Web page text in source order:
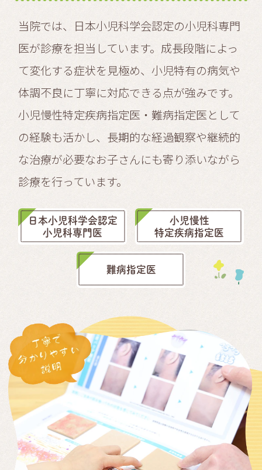
当院では、日本小児科学会認定の小児科専門
医が診療を担当しています。成長段階によっ
て変化する症状を見極め、小児特有の病気や
体調不良に丁寧に対応できる点が強みです。
小児慢性特定疾病指定医・難病指定医として
の経験も活かし、長期的な経過観察や継続的
な治療が必要なお子さんにも寄り添いながら
診療を行っています。
日本小児科学会認定
小児科専門医
小児慢性
特定疾病指定医
難病指定医